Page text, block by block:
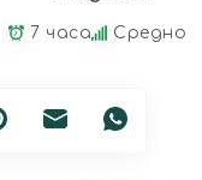
7 часа Средно